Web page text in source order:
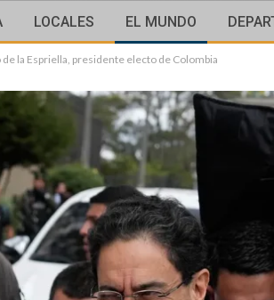
LOCALES EL MUNDO
la Espriella, presidente electo de Colombia